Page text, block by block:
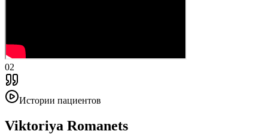
02
Истории пациентов
Viktoriya Romanets